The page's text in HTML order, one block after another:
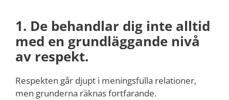
1. De behandlar dig inte alltid
med en grundläggande nivå
av respekt.
Respekten går djupt i meningsfulla relationer,
men grunderna räknas fortfarande.